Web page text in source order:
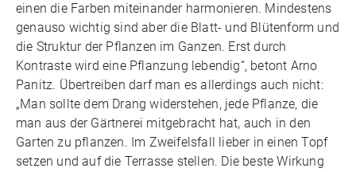
einen die Farben miteinander harmonieren. Mindestens
genauso wichtig sind aber die Blatt- und Blütenform und
die Struktur der Pflanzen im Ganzen. Erst durch
Kontraste wird eine Pflanzung lebendig“, betont Arno
Panitz. Übertreiben darf man es allerdings auch nicht:
„Man sollte dem Drang widerstehen, jede Pflanze, die
man aus der Gärtnerei mitgebracht hat, auch in den
Garten zu pflanzen. Im Zweifelsfall lieber in einen Topf
setzen und auf die Terrasse stellen. Die beste Wirkung